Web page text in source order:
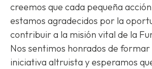
creemos que cada pequeña
estamos agradecidos por la
contribuir a la misión vital de la
Nos sentimos honrados de
iniciativa altruista y esperamos